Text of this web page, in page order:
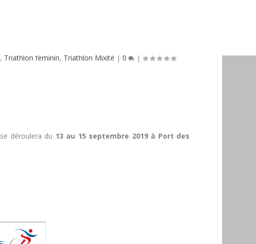
, Triathlon féminin, Triathlon Mixité | 0 |
se déroulera du 13 au 15 septembre 2019 à Port des